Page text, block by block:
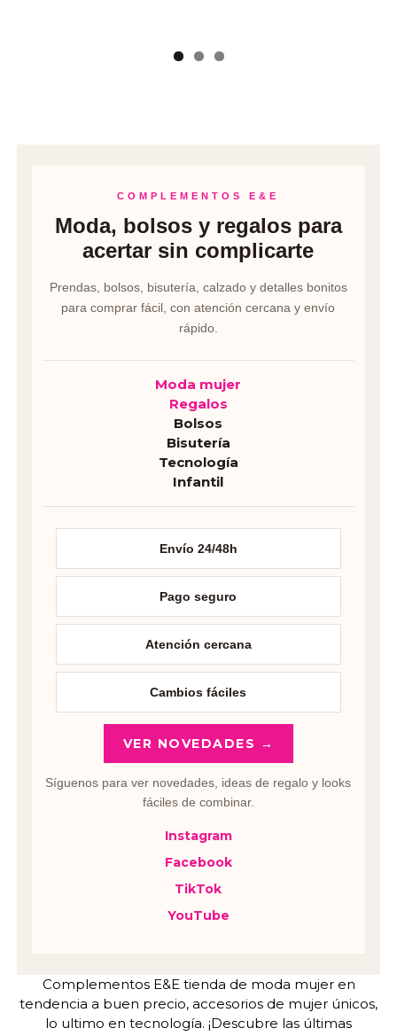
COMPLEMENTOS E&E
Moda, bolsos y regalos para
acertar sin complicarte
Prendas, bolsos, bisutería, calzado y detalles bonitos
para comprar fácil, con atención cercana y envío
rápido.
Moda mujer
Regalos
Bolsos
Bisutería
Tecnología
Infantil
Envío 24/48h
Pago seguro
Atención cercana
Cambios fáciles
VER NOVEDADES →
Síguenos para ver novedades, ideas de regalo y looks
fáciles de combinar.
Instagram
Facebook
TikTok
YouTube
Complementos E&E tienda de moda mujer en
tendencia a buen precio, accesorios de mujer únicos,
lo ultimo en tecnología. ¡Descubre las últimas